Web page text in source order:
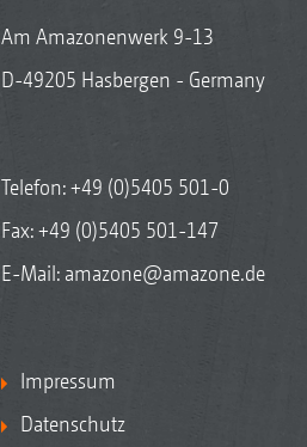
Am Amazonenwerk 9-13
D-49205 Hasbergen - Germany
Telefon:+49 (0)5405 501-0
Fax: +49 (0)5405 501-147
E-Mail: amazone@amazone.de
Impressum
Datenschutz